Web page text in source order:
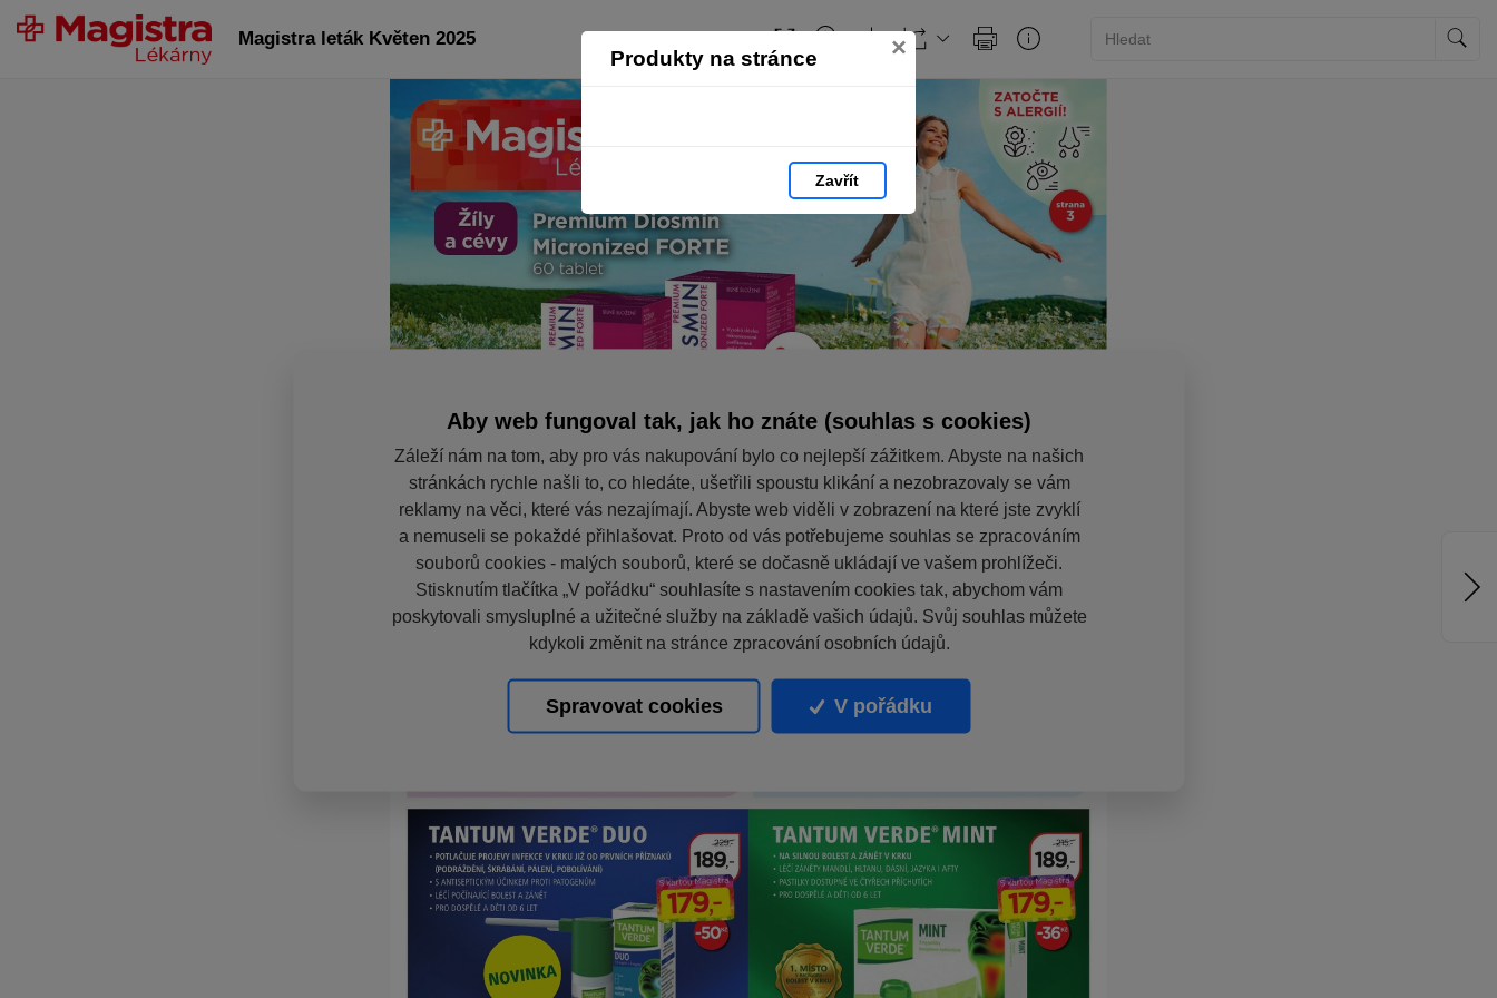
Produkty na stránce ×
Zavřít
Magistra leták Květen 2025
Aby web fungoval tak, jak ho znáte (souhlas s cookies)
Záleží nám na tom, aby pro vás nakupování bylo co nejlepší zážitkem. Abyste na našich
stránkách rychle našli to, co hledáte, ušetřili spoustu klikání a nezobrazovaly se vám
reklamy na věci, které vás nezajímají. Abyste web viděli v zobrazení na které jste zvyklí
a nemuseli se pokaždé přihlašovat. Proto od vás potřebujeme souhlas se zpracováním
souborů cookies - malých souborů, které se dočasně ukládají ve vašem prohlížeči.
Stisknutím tlačítka „V pořádku“ souhlasíte s nastavením cookies tak, abychom vám
poskytovali smysluplné a užitečné služby na základě vašich údajů. Svůj souhlas můžete
kdykoli změnit na stránce zpracování osobních údajů.
Spravovat cookies V pořádku